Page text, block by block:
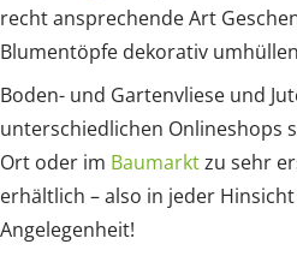
recht ansprechende Art
Blumentöpfe dekorativ
Boden- und Gartenvliese und
unterschiedlichen Onlineshops
Ort oder im Baumarktzu sehr
erhältlich – also in jeder
Angelegenheit!